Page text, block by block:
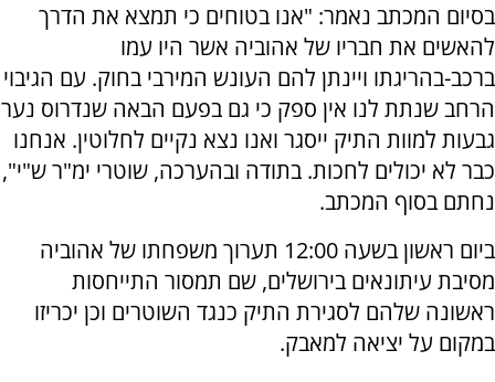
בסיום המכתב נאמר: "אנו בטוחים כי תמצא את הדרך
להאשים את חבריו של אהוביה אשר היו עמו
ברכב-בהריגתו ויינתן להם העונש המירבי בחוק. עם הגיבוי
הרחב שנתת לנו אין ספק כי גם בפעם הבאה שנדרוס נער
גבעות למוות התיק ייסגר ואנו נצא נקיים לחלוטין. אנחנו
כבר לא יכולים לחכות. בתודה ובהערכה, שוטרי ימ"ר ש"י",
נחתם בסוף המכתב.
ביום ראשון בשעה 12:00 תערוך משפחתו של אהוביה
מסיבת עיתונאים בירושלים, שם תמסור התייחסות
ראשונה שלהם לסגירת התיק כנגד השוטרים וכן יכריזו
במקום על יציאה למאבק.